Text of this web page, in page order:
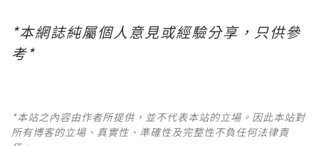
*本網誌純屬個人意見或經驗分享，只供參
考*
*本站之內容由作者所提供，並不代表本站的立場。因此本站對
所有博客的立場、真實性、準確性及完整性不負任何法律責